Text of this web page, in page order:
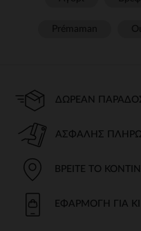
ΔΩΡΕΆΝ
ΑΣΦΑΛΉΣ
ΒΡΕΊΤΕ ΤΟ
ΕΦΑΡΜΟΓΉ ΓΙΑ